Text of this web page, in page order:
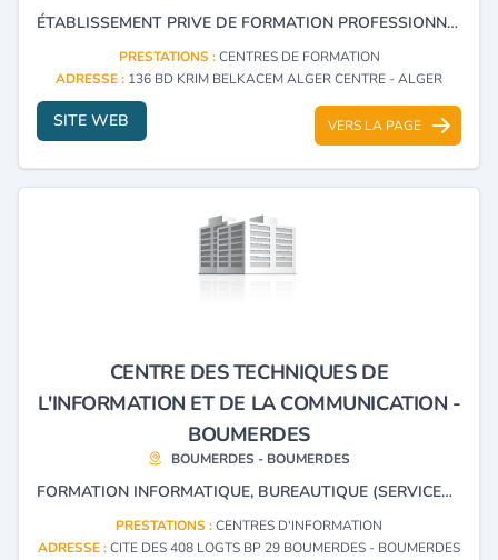
ÉTABLISSEMENT PRIVE DE FORMATION PROFESSIONNELLE EN AUDIOVISUEL ET INFOGRAPHIE.
PRESTATIONS :CENTRES DE FORMATION
ADRESSE : 136 BD KRIM BELKACEM ALGER CENTRE - ALGER
SITE WEB VERS LA PAGE
CENTRE DES TECHNIQUES DE
L'INFORMATION ET DE LA COMMUNICATION -
BOUMERDES
BOUMERDES - BOUMERDES
FORMATION INFORMATIQUE, BUREAUTIQUE (SERVICES, CONSEILS, INGÉNIERIE, FORMATION), CONSEILS AUX ENTREPRISES, CONCEPTION DE LOGICIEL ET SITE WEB, INFORMATION COMMUNICATION ET VENTE DE MATÉRIELS INFORMATIQUES.
PRESTATIONS :CENTRES D'INFORMATION
ADRESSE :CITE DES 408 LOGTS BP 29 BOUMERDES - BOUMERDES